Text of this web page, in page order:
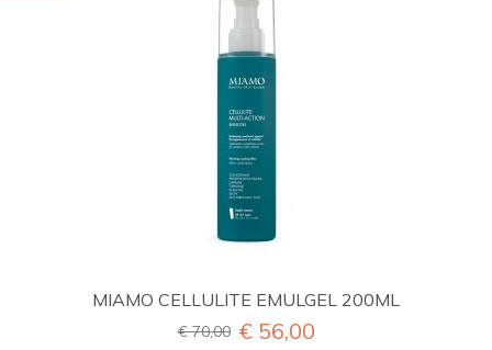
MIAMO CELLULITE EMULGEL 200ML
€ 70,00 € 56,00